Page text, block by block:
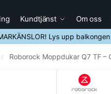
Kundtjänst Om oss
Lys upp
/ Roborock Moppdukar Q7 TF –